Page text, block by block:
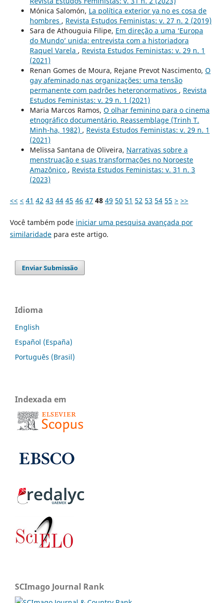
Mónica Salomón, La política exterior ya no es cosa de
hombres , Revista Estudos Feministas: v. 27 n. 2 (2019)
Sara de Athouguia Filipe, Em direção a uma ‘Europa
do Mundo’ unida: entrevista com a historiadora
Raquel Varela , Revista Estudos Feministas: v. 29 n. 1
(2021)
Renan Gomes de Moura, Rejane Prevot Nascimento, O
gay afeminado nas organizações: uma tensão
permanente com padrões heteronormativos , Revista
Estudos Feministas: v. 29 n. 1 (2021)
Maria Marcos Ramos, O olhar feminino para o cinema
etnográfico documentário. Reassemblage (Trinh T.
Minh-ha, 1982) , Revista Estudos Feministas: v. 29 n. 1
(2021)
Melissa Santana de Oliveira, Narrativas sobre a
menstruação e suas transformações no Noroeste
Amazônico , Revista Estudos Feministas: v. 31 n. 3
(2023)
<< < 41 42 43 44 45 46 47 48 49 50 51 52 53 54 55 > >>
Você também pode iniciar uma pesquisa avançada por
similaridadepara este artigo.
Enviar Submissão
Idioma
English
Español (España)
Português (Brasil)
Indexada em
SCImago Journal Rank